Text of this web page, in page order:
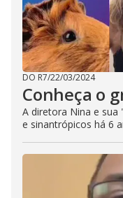
DO R7/22/03/2024
Conheça o
A diretora Nina e
e sinantrópicos há 6